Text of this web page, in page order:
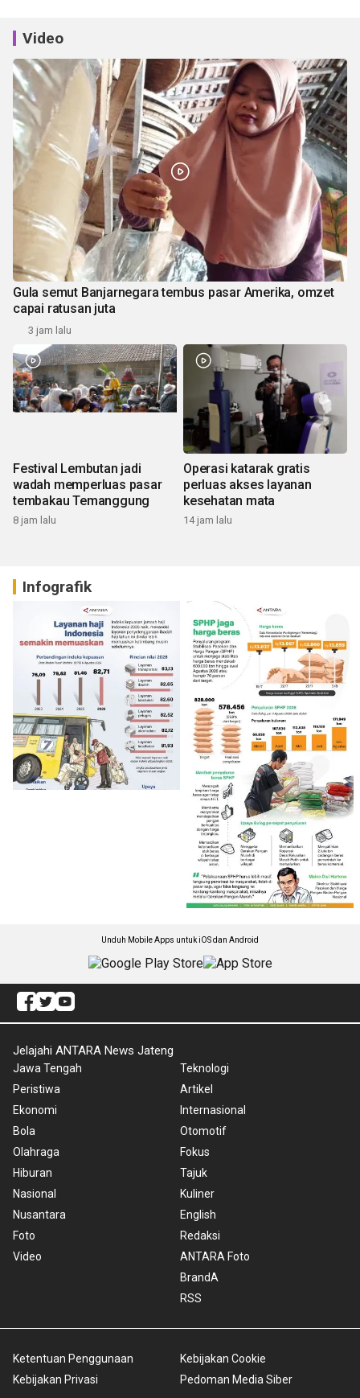
Video
Gula semut Banjarnegara tembus pasar Amerika, omzet
capai ratusan juta
3 jam lalu
Festival Lembutan jadi
wadah memperluas pasar
tembakau Temanggung
8 jam lalu
Operasi katarak gratis
perluas akses layanan
kesehatan mata
14 jam lalu
Infografik
Unduh Mobile Apps untuk iOS dan Android
Jelajahi ANTARA News Jateng
Jawa Tengah
Peristiwa
Ekonomi
Bola
Olahraga
Hiburan
Nasional
Nusantara
Foto
Video
Teknologi
Artikel
Internasional
Otomotif
Fokus
Tajuk
Kuliner
English
Redaksi
ANTARA Foto
BrandA
RSS
Ketentuan Penggunaan
Kebijakan Privasi
Kebijakan Cookie
Pedoman Media Siber